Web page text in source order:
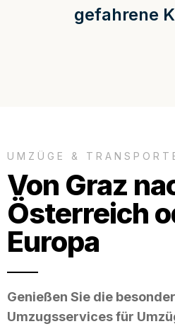
gefahrene
UMZÜGE &
Von Graz
Österreich
Europa
Genießen Sie die
Umzugsservices für